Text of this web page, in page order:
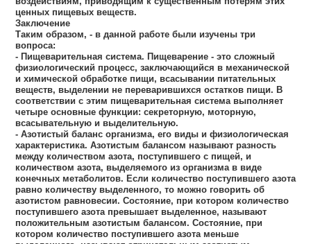
ценных пищевых веществ.
Заключение
Таким образом, - в данной работе были изучены три
вопроса:
- Пищеварительная система. Пищеварение - это сложный
физиологический процесс, заключающийся в механической
и химической обработке пищи, всасывании питательных
веществ, выделении не переварившихся остатков пищи. В
соответствии с этим пищеварительная система выполняет
четыре основные функции: секреторную, моторную,
всасывательную и выделительную.
- Азотистый баланс организма, его виды и физиологическая
характеристика. Азотистым балансом называют разность
между количеством азота, поступившего с пищей, и
количеством азота, выделяемого из организма в виде
конечных метаболитов. Если количество поступившего азота
равно количеству выделенного, то можно говорить об
азотистом равновесии. Состояние, при котором количество
поступившего азота превышает выделенное, называют
положительным азотистым балансом. Состояние, при
котором количество поступившего азота меньше